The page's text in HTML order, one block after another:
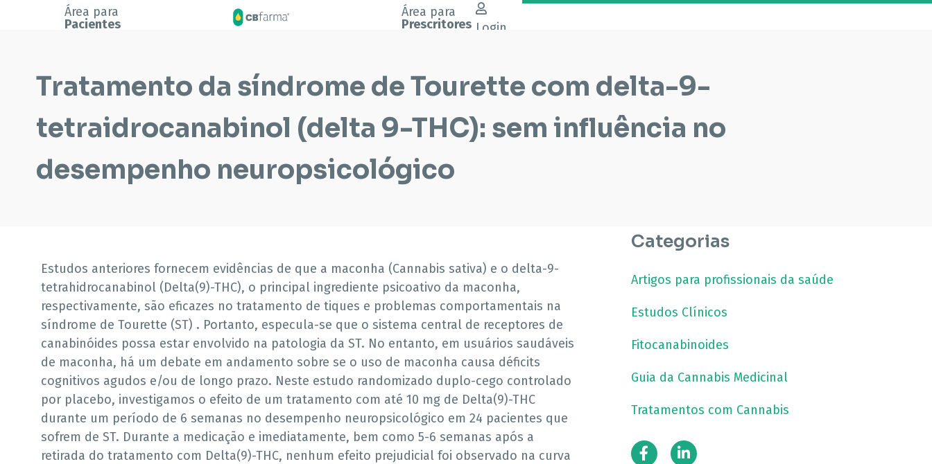
Área para
Pacientes
Área para
Prescritores Login
Tratamento da síndrome de Tourette com delta-9-
tetraidrocanabinol (delta 9-THC): sem influência no
desempenho neuropsicológico
Estudos anteriores fornecem evidências de que a maconha (Cannabis sativa) e o delta-9-
tetrahidrocanabinol (Delta(9)-THC), o principal ingrediente psicoativo da maconha,
respectivamente, são eficazes no tratamento de tiques e problemas comportamentais na
síndrome de Tourette (ST) . Portanto, especula-se que o sistema central de receptores de
canabinóides possa estar envolvido na patologia da ST. No entanto, em usuários saudáveis
de maconha, há um debate em andamento sobre se o uso de maconha causa déficits
cognitivos agudos e/ou de longo prazo. Neste estudo randomizado duplo-cego controlado
por placebo, investigamos o efeito de um tratamento com até 10 mg de Delta(9)-THC
durante um período de 6 semanas no desempenho neuropsicológico em 24 pacientes que
sofrem de ST. Durante a medicação e imediatamente, bem como 5-6 semanas após a
retirada do tratamento com Delta(9)-THC, nenhum efeito prejudicial foi observado na curva
Categorias
Artigos para profissionais da saúde
Estudos Clínicos
Fitocanabinoides
Guia da Cannabis Medicinal
Tratamentos com Cannabis